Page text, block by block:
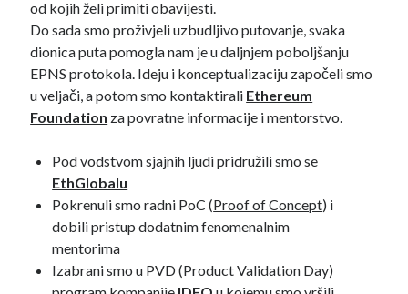
od kojih želi primiti obavijesti.
Do sada smo proživjeli uzbudljivo putovanje, svaka
dionica puta pomogla nam je u daljnjem poboljšanju
EPNS protokola. Ideju i konceptualizaciju započeli smo
u veljači, a potom smo kontaktirali Ethereum
Foundation za povratne informacije i mentorstvo.
Pod vodstvom sjajnih ljudi pridružili smo se
EthGlobalu
Pokrenuli smo radni PoC (Proof of Concept) i
dobili pristup dodatnim fenomenalnim
mentorima
Izabrani smo u PVD (Product Validation Day)